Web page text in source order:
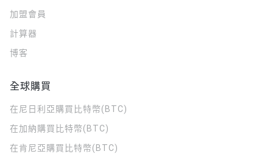
加盟會員
計算器
博客
全球購買
在尼日利亞購買比特幣(BTC)
在加納購買比特幣(BTC)
在肯尼亞購買比特幣(BTC)